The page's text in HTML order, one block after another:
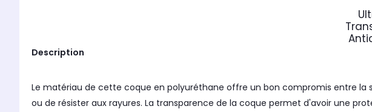
Description
Le matériau de cette coque en polyuréthane offre un bon compromis entre
ou de résister aux rayures. La transparence de la coque permet d'avoir une